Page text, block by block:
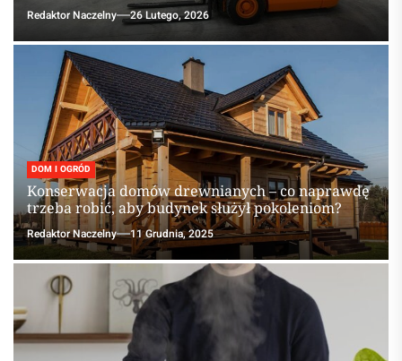
Redaktor Naczelny 26 Lutego, 2026
DOM I OGRÓD
Konserwacja domów drewnianych – co naprawdę
trzeba robić, aby budynek służył pokoleniom?
Redaktor Naczelny 11 Grudnia, 2025